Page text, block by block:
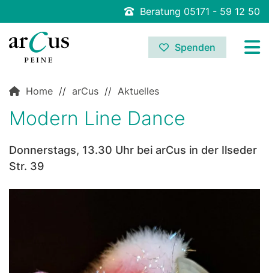
Beratung 05171 - 59 12 50
Spenden
Home // arCus // Aktuelles
Modern Line Dance
Donnerstags, 13.30 Uhr bei arCus in der Ilseder
Str. 39